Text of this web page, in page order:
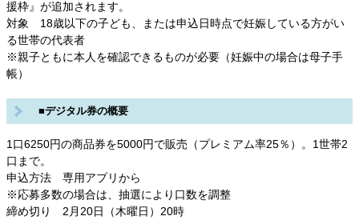
援枠』が追加されます。
対象 18歳以下の子ども、または申込日時点で妊娠している方がい
る世帯の代表者
※親子ともに本人を確認できるものが必要（妊娠中の場合は母子手
帳）
■デジタル券の概要
1口6250円の商品券を5000円で販売（プレミアム率25％）。1世帯2
口まで。
申込方法 専用アプリから
※応募多数の場合は、抽選により口数を調整
締め切り 2月20日（木曜日）20時